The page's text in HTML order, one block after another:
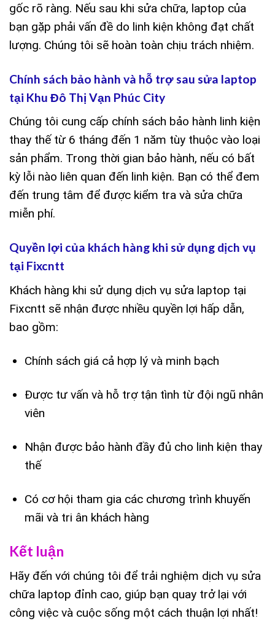
gốc rõ ràng. Nếu sau khi sửa chữa, laptop của
bạn gặp phải vấn đề do linh kiện không đạt chất
lượng. Chúng tôi sẽ hoàn toàn chịu trách nhiệm.
Chính sách bảo hành và hỗ trợ sau sửa laptop
tại Khu Đô Thị Vạn Phúc City
Chúng tôi cung cấp chính sách bảo hành linh kiện
thay thế từ 6 tháng đến 1 năm tùy thuộc vào loại
sản phẩm. Trong thời gian bảo hành, nếu có bất
kỳ lỗi nào liên quan đến linh kiện. Bạn có thể đem
đến trung tâm để được kiểm tra và sửa chữa
miễn phí.
Quyền lợi của khách hàng khi sử dụng dịch vụ
tại Fixcntt
Khách hàng khi sử dụng dịch vụ sửa laptop tại
Fixcntt sẽ nhận được nhiều quyền lợi hấp dẫn,
bao gồm:
Chính sách giá cả hợp lý và minh bạch
Được tư vấn và hỗ trợ tận tình từ đội ngũ nhân
viên
Nhận được bảo hành đầy đủ cho linh kiện thay
thế
Có cơ hội tham gia các chương trình khuyến
mãi và tri ân khách hàng
Kết luận
Hãy đến với chúng tôi để trải nghiệm dịch vụ sửa
chữa laptop đỉnh cao, giúp bạn quay trở lại với
công việc và cuộc sống một cách thuận lợi nhất!